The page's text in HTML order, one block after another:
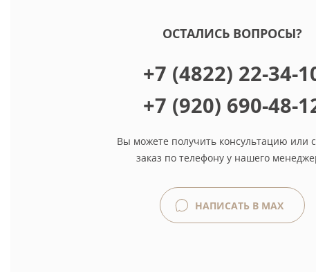
ОСТАЛИСЬ ВОПРОСЫ?
+7 (4822) 22-34-
+7 (920) 690-48-
Вы можете получить консультацию или
заказ по телефону у нашего
НАПИСАТЬ В MAX